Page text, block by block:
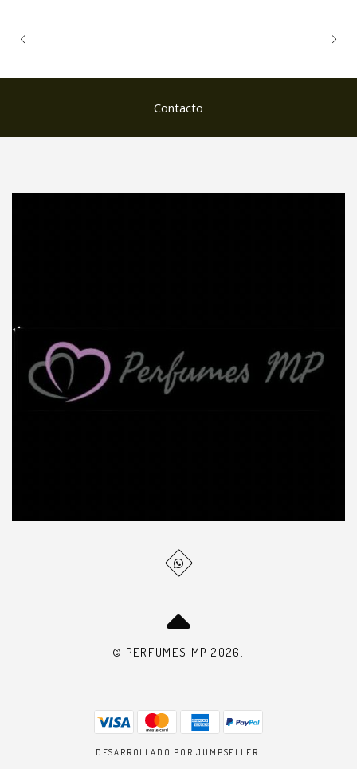
Contacto
© PERFUMES MP 2026.
DESARROLLADO POR JUMPSELLER